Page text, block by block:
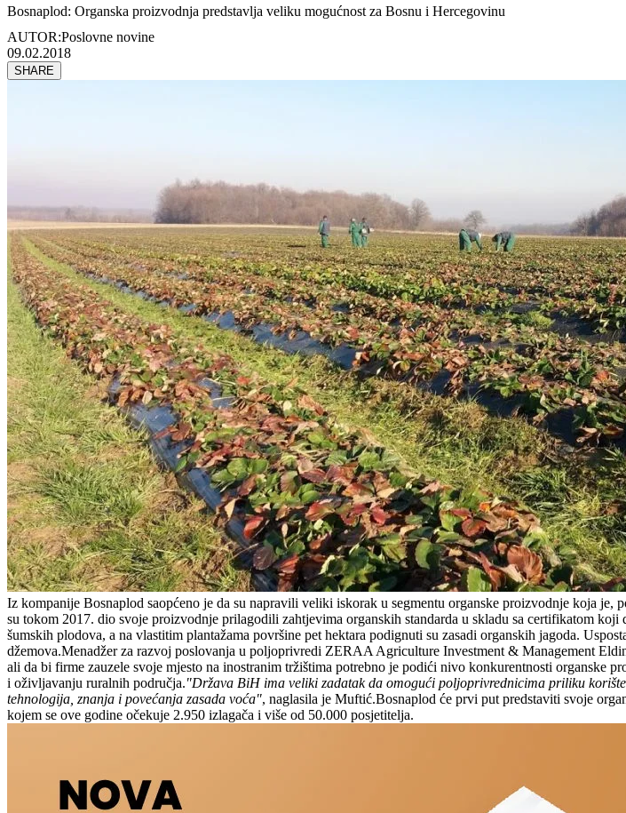
Bosnaplod: Organska proizvodnja predstavlja veliku mogućnost za Bosnu i Hercegovinu
AUTOR:Poslovne novine
09.02.2018
SHARE
Iz kompanije Bosnaplod saopćeno je da su napravili veliki iskorak u segmentu organske proizvodnje koja
su tokom 2017. dio svoje proizvodnje prilagodili zahtjevima organskih standarda u skladu sa certifikatom
šumskih plodova, a na vlastitim plantažama površine pet hektara podignuti su zasadi organskih jagoda.
džemova.Menadžer za razvoj poslovanja u poljoprivredi ZERAA Agriculture Investment & Management
ali da bi firme zauzele svoje mjesto na inostranim tržištima potrebno je podići nivo konkurentnosti
i oživljavanju ruralnih područja."Država BiH ima veliki zadatak da omogući poljoprivrednicima priliku
tehnologija, znanja i povećanja zasada voća", naglasila je Muftić.Bosnaplod će prvi put predstaviti svoje
kojem se ove godine očekuje 2.950 izlagača i više od 50.000 posjetitelja.